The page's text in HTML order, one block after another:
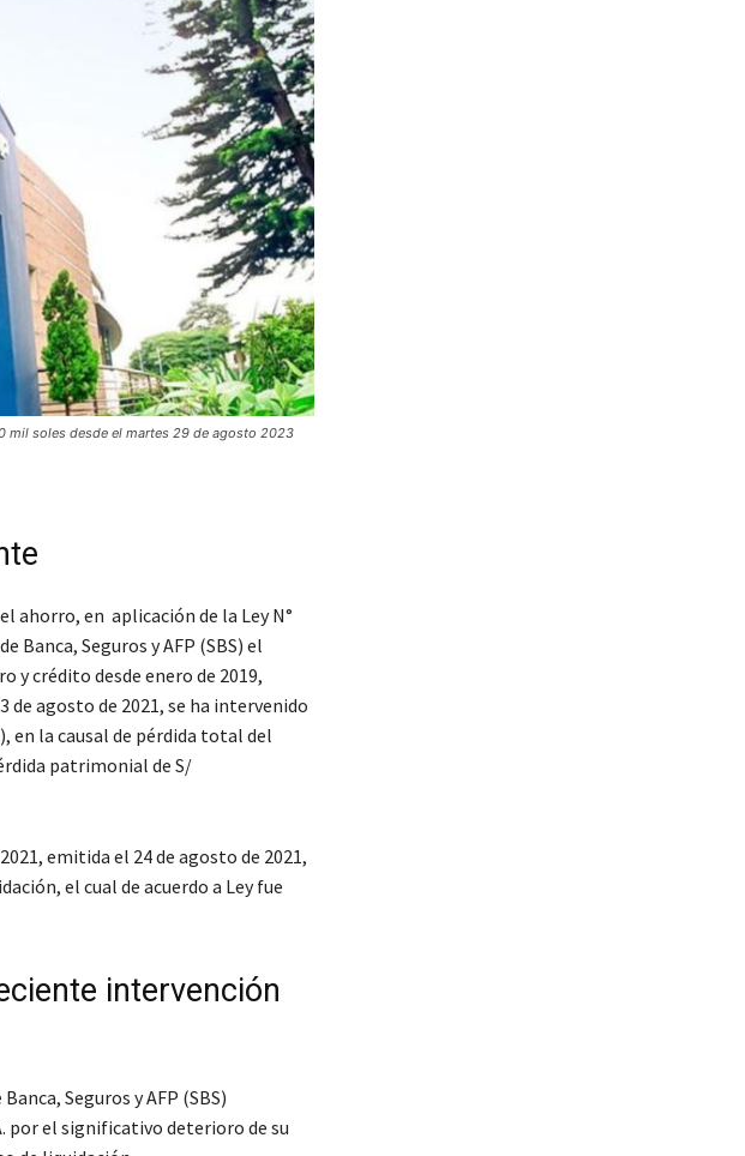
mil soles desde el martes 29 de agosto 2023
ahorro, en aplicación de la Ley N°
Banca, Seguros y AFP (SBS) el
y crédito desde enero de 2019,
de agosto de 2021, se ha intervenido
en la causal de pérdida total del
patrimonial de S/
emitida el 24 de agosto de 2021,
el cual de acuerdo a Ley fue
intervención
Seguros y AFP (SBS)
por el significativo deterioro de su